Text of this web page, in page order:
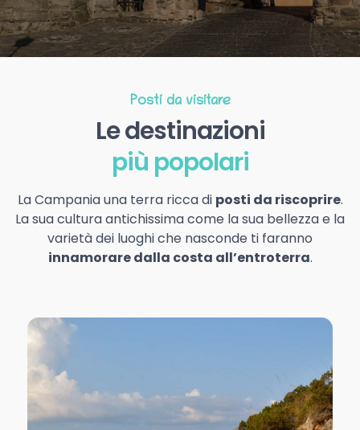
Posti da visitare
Le destinazioni
più popolari
La Campania una terra ricca di posti da riscoprire.
La sua cultura antichissima come la sua bellezza e la
varietà dei luoghi che nasconde ti faranno
innamorare dalla costa all’entroterra.